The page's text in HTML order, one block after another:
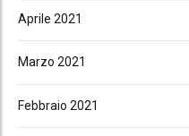
Aprile 2021
Marzo 2021
Febbraio 2021